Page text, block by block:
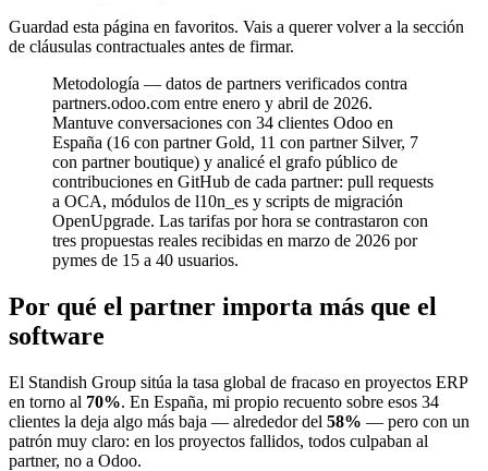
Guardad esta página en favoritos. Vais a querer volver a la sección
de cláusulas contractuales antes de firmar.
Metodología — datos de partners verificados contra
partners.odoo.com entre enero y abril de 2026.
Mantuve conversaciones con 34 clientes Odoo en
España (16 con partner Gold, 11 con partner Silver, 7
con partner boutique) y analicé el grafo público de
contribuciones en GitHub de cada partner: pull requests
a OCA, módulos de l10n_es y scripts de migración
OpenUpgrade. Las tarifas por hora se contrastaron con
tres propuestas reales recibidas en marzo de 2026 por
pymes de 15 a 40 usuarios.
Por qué el partner importa más que el
software
El Standish Group sitúa la tasa global de fracaso en proyectos ERP
en torno al 70%. En España, mi propio recuento sobre esos 34
clientes la deja algo más baja — alrededor del 58% — pero con un
patrón muy claro: en los proyectos fallidos, todos culpaban al
partner, no a Odoo.